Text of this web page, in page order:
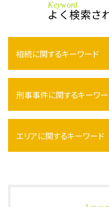
Keyword
よく検索さ
相続に関するキーワード
成年後見 弁護士
被後見人 とは
配偶者居住権 デメリッ
遺産分割協議書 作成
刑事事件に関するキーワ
事情聴取 取り調べ
保釈 取り消し
エリアに関するキーワード
刑事事件 鯖江市 弁護士